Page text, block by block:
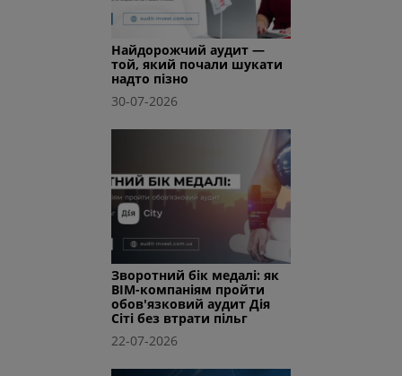
Найдорожчий аудит —
той, який почали шукати
надто пізно
30-07-2026
Зворотний бік медалі: як
BIM-компаніям пройти
обов'язковий аудит Дія
Сіті без втрати пільг
22-07-2026